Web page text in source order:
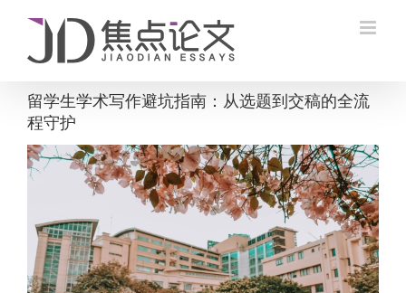
content
留学生学术写作避坑指南：从选题到交稿的全流
程守护
View
Larger